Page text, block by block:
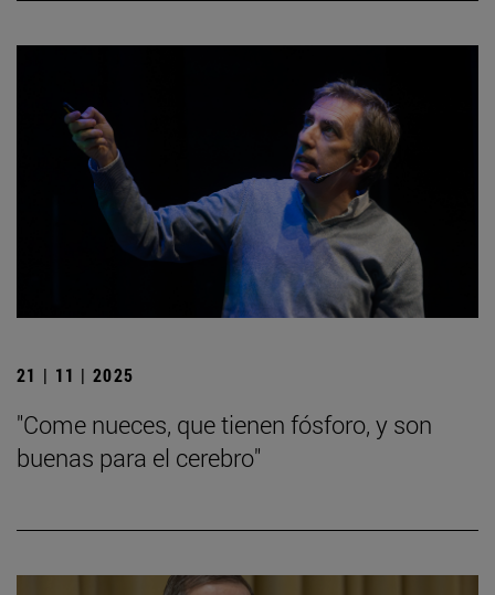
21 | 11 | 2025
"Come nueces, que tienen fósforo, y son
buenas para el cerebro"